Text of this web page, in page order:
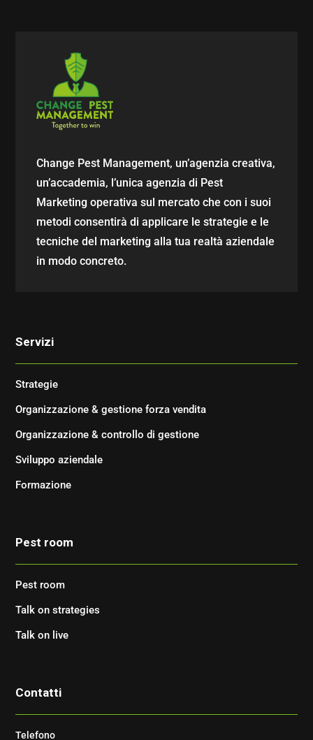
Change Pest Management, un’agenzia creativa,
un’accademia, l’unica agenzia di Pest
Marketing operativa sul mercato che con i suoi
metodi consentirà di applicare le strategie e le
tecniche del marketing alla tua realtà aziendale
in modo concreto.
Servizi
Strategie
Organizzazione & gestione forza vendita
Organizzazione & controllo di gestione
Sviluppo aziendale
Formazione
Pest room
Pest room
Talk on strategies
Talk on live
Contatti
Telefono